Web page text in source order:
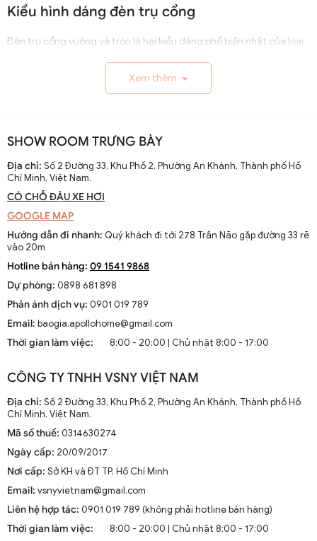
Kiểu hình dáng đèn trụ cổng
Đèn trụ cổng vuông và tròn là hai kiểu dáng phổ biến nhất của loại
hưởng đến thiết kế ngôi nhà. Dưới đây là các chi tiết cho đèn cổng
Đèn trụ cổng hình vuông thường được thiết kế với các góc cạnh
2. Đèn trụ cổng hình tròn
Đèn trụ cổng tròn thường được thiết kế với những đường cong
mềm mại và uyển chuyển hơn so với đèn trụ cổng vuông tạo nên
phong cách trang nhã và nhẹ nhàng.
Chất liệu sản xuất đèn trụ cổng
Vật liệu để sản xuất đèn trụ cổng cần đảm bảo những yếu tố như
bền bỉ và chịu được thời thiết ngoài trời. Các chất liệu phổ biến để
1. Kim loại
bền cao, chịu lực và cực bền bỉ, chịu được ảnh hưởng của thời tiết,
nắng mưa, đèn có thể sử dụng trong nhiều năm mới phải thay thế.
2. Kính (thủy tinh)
Nhờ bề mặt thủy tinh trong suốt của đèn, ánh sáng được phân bổ
đồng đều và chiếu sáng hết mức công suất. Đặc biệt, lớp kính dày
có thể chịu va đập tốt và kháng nước hoàn toàn.
3. Mica Acrylic
Đèn trụ cổng mica acrylic có độ bền cao, khả năng chống chọi với
Xem thêm
SHOW ROOM TRƯNG BÀY
Địa chỉ: Số 2 Đường 33, Khu Phố 2, Phường An Khánh, Thành phố Hồ
Chí Minh, Việt Nam.
CÓ CHỖ ĐẬU XE HƠI
GOOGLE MAP
Hướng dẫn đi nhanh: Quý khách đi tới 278 Trần Não gặp đường 33 rẽ
vào 20m
Hotline bán hàng: 09 1541 9868
Dự phòng: 0898 681 898
Phản ánh dịch vụ: 0901 019 789
Email: baogia.apollohome@gmail.com
Thời gian làm việc:
8:00 - 20:00 | Chủ nhật 8:00 - 17:00
CÔNG TY TNHH VSNY VIỆT NAM
Địa chỉ: Số 2 Đường 33, Khu Phố 2, Phường An Khánh, Thành phố Hồ
Chí Minh, Việt Nam.
Mã số thuế: 0314630274
Ngày cấp: 20/09/2017
Nơi cấp: Sở KH và ĐT TP. Hồ Chí Minh
Email: vsnyvietnam@gmail.com
Liên hệ hợp tác: 0901 019 789 (không phải hotline bán hàng)
Thời gian làm việc:
8:00 - 20:00 | Chủ nhật 8:00 - 17:00